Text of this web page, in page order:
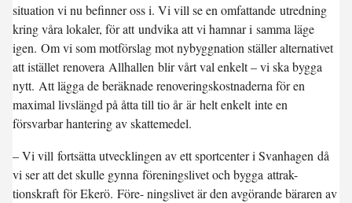
situation vi nu befinner oss i. Vi vill se en omfattande utredning
kring våra lokaler, för att undvika att vi hamnar i samma läge
igen. Om vi som motförslag mot nybyggnation ställer alternativet
att istället renovera Allhallen blir vårt val enkelt – vi ska bygga
nytt. Att lägga de beräknade renoveringskostnaderna för en
maximal livslängd på åtta till tio år är helt enkelt inte en
försvarbar hantering av skattemedel.
– Vi vill fortsätta utvecklingen av ett sportcenter i Svanhagen då
vi ser att det skulle gynna föreningslivet och bygga attrak-
tionskraft för Ekerö. Före- ningslivet är den avgörande bäraren av